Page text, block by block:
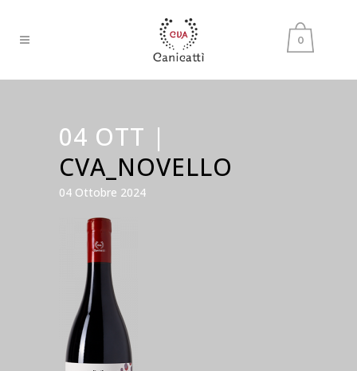
0
04 OTT |
CVA_NOVELLO
04 Ottobre 2024